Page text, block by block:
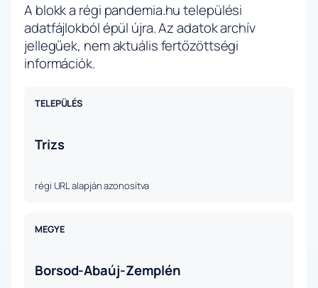
A blokk a régi pandemia.hu települési
adatfájlokból épül újra. Az adatok archív
jellegűek, nem aktuális fertőzöttségi
információk.
TELEPÜLÉS
Trizs
régi URL alapján azonosítva
MEGYE
Borsod-Abaúj-Zemplén